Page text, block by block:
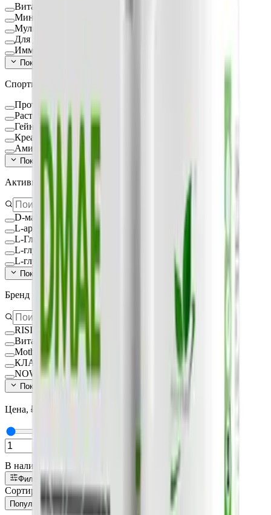
Витамины и минералы
Минералы
Мультикомплексы
Для детей
Иммуностимуляторы
Показать ещё (
Спортивное питание
Протеин
Растительный протеин
Гейнеры
Креатин
Аминокислоты
Показать ещё ( 9
Активное вещество
D-манноза
L-аргинин
L-Глицин
L-глутамин
L-глутатион Глутатион
Показать ещё (
Бренд
RISINGSTAR
Вита-Стандарт
MotherPlant
КЛАДОВИТ
NOW FOODS
Показать ещё (
Цена, ₽
В наличии
Фильтры
Сортировка:
Популярные